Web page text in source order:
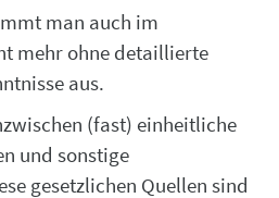
man auch im
mehr ohne detaillierte
aus.
(fast) einheitliche
und sonstige
gesetzlichen Quellen sind